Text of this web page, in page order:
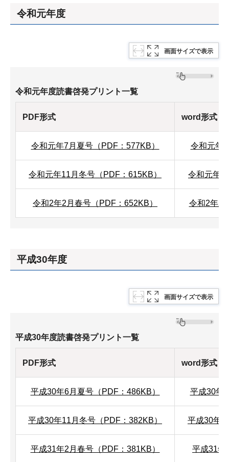
令和元年度
画面サイズで表示
令和元年度読書啓発プリント一覧
PDF形式 word形式
令和元年7月夏号（PDF：577KB） 令和元年
令和元年11月冬号（PDF：615KB） 令和元年
令和2年2月春号（PDF：652KB） 令和2年2
平成30年度
画面サイズで表示
平成30年度読書啓発プリント一覧
PDF形式 word形式
平成30年6月夏号（PDF：486KB） 平成30年
平成30年11月冬号（PDF：382KB） 平成30年
平成31年2月春号（PDF：381KB） 平成31年